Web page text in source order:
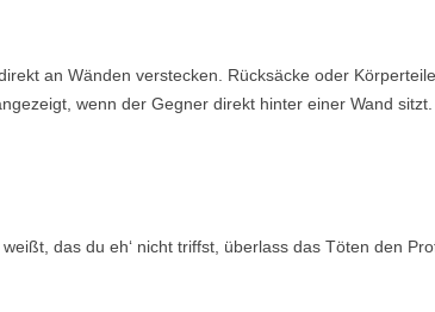
an Wänden verstecken. Rücksäcke oder
wenn der Gegner direkt hinter einer Wand
das du eh‘ nicht triffst, überlass das Töten den